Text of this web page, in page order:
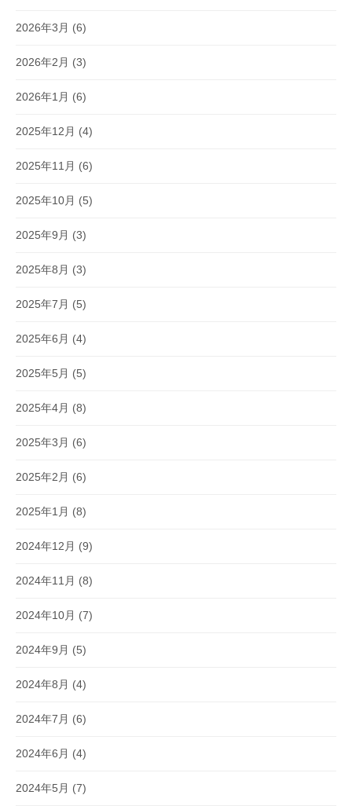
2026年3月 (6)
2026年2月 (3)
2026年1月 (6)
2025年12月 (4)
2025年11月 (6)
2025年10月 (5)
2025年9月 (3)
2025年8月 (3)
2025年7月 (5)
2025年6月 (4)
2025年5月 (5)
2025年4月 (8)
2025年3月 (6)
2025年2月 (6)
2025年1月 (8)
2024年12月 (9)
2024年11月 (8)
2024年10月 (7)
2024年9月 (5)
2024年8月 (4)
2024年7月 (6)
2024年6月 (4)
2024年5月 (7)